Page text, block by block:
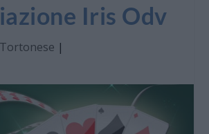
Iris Odv
Tortonese |